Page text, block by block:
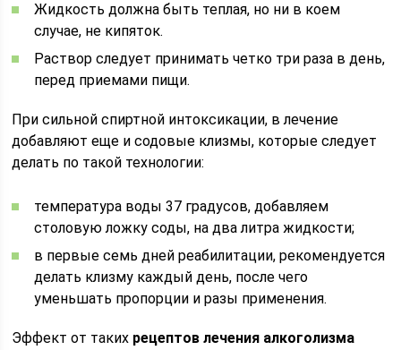
Жидкость должна быть теплая, но ни в коем
случае, не кипяток.
Раствор следует принимать четко три раза в день,
перед приемами пищи.
При сильной спиртной интоксикации, в лечение
добавляют еще и содовые клизмы, которые следует
делать по такой технологии:
температура воды 37 градусов, добавляем
столовую ложку соды, на два литра жидкости;
в первые семь дней реабилитации, рекомендуется
делать клизму каждый день, после чего
уменьшать пропорции и разы применения.
Эффект от таких рецептов лечения алкоголизма